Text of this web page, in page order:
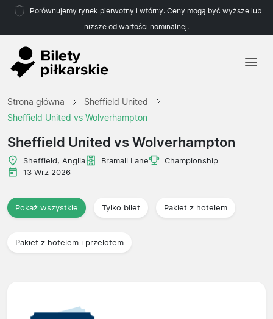
Porównujemy rynek pierwotny i wtórny. Ceny mogą być wyższe lub
niższe od wartości nominalnej.
Drużyny
Ligi
Biura podróży
Strona główna
Sheffield United
Sheffield United vs Wolverhampton
Sheffield United vs Wolverhampton
Sheffield, Anglia Bramall Lane
Championship
13 Wrz 2026
Pokaż wszystkie Tylko bilet Pakiet z hotelem
Pakiet z hotelem i przelotem